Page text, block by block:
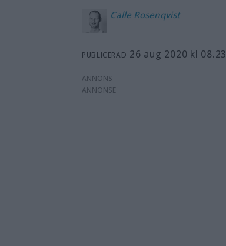
Calle Rosenqvist
PUBLICERAD 26 aug 2020 kl 08.23
ANNONS